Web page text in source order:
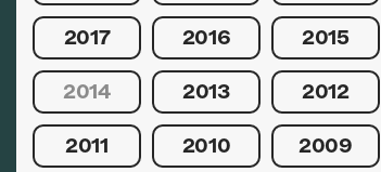
2017 2016 2015
2014 2013 2012
2011 2010 2009